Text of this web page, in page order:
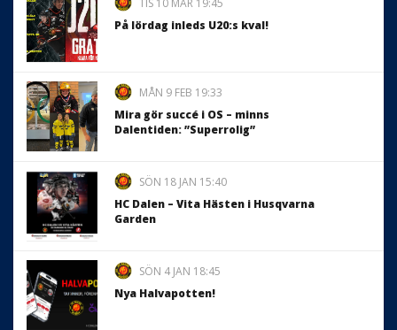
På lördag inleds U20:s kval!
MÅN 9 FEB 19:33
Mira gör succé i OS – minns
Dalentiden: ”Superrolig”
SÖN 18 JAN 15:40
HC Dalen – Vita Hästen i Husqvarna
Garden
SÖN 4 JAN 18:45
Nya Halvapotten!